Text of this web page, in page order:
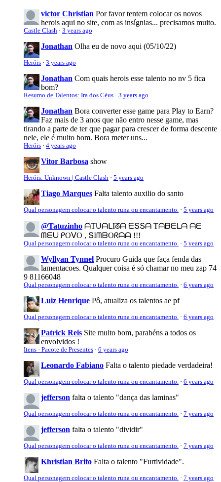
victor Christian Por favor tentem colocar os novos
herois aqui no site, com as insígnias... precisamos muito.
Castle Clash · 3 years ago
Jonathan Olha eu de novo aqui (05/10/22)
Heróis · 3 years ago
Jonathan Com quais herois esse talento no nv 5 fica
bom?
Resumo de Talentos: Ira dos Céus · 3 years ago
Jonathan Bora converter esse game para Play to Earn?
Faz mais de 3 anos que não entro nesse game, mas
tirando a parte de ter que pagar para crescer de forma descente
nele, ele é muito bom. Bora meter uns...
Heróis · 4 years ago
Vitor Barbosa show
Heróis: Unknown | Castle Clash · 5 years ago
Tiago Marques Falta talento auxilio do santo
Qual personagem colocar o talento runa ou encantamento. · 5 years ago
@Tatuzinho ᗩTᑌᗩᒪIᘔᗩ ᗴՏՏᗩ Tᗩᗷᗴᒪᗩ ᗩᗴ
ᗰᗴᑌ ᑭOᐯO , ՏIᗰᗷOᖇᗩᗩ !!!
Qual personagem colocar o talento runa ou encantamento. · 5 years ago
Wyllyan Tynnel Procuro Guida que faça fenda das
lamentacoes. Qualquer coisa é só chamar no meu zap 74
9 81166048
Qual personagem colocar o talento runa ou encantamento. · 6 years ago
Luiz Henrique Pô, atualiza os talentos ae pf
Qual personagem colocar o talento runa ou encantamento. · 6 years ago
Patrick Reis Site muito bom, parabéns a todos os
envolvidos !
Itens - Pacote de Presentes · 6 years ago
Leonardo Fabiano Falta o talento piedade verdadeira!
Qual personagem colocar o talento runa ou encantamento. · 6 years ago
jefferson falta o talento "dança das laminas"
Qual personagem colocar o talento runa ou encantamento. · 7 years ago
jefferson falta o talento "dividir"
Qual personagem colocar o talento runa ou encantamento. · 7 years ago
Khristian Brito Falta o talento "Furtividade".
Qual personagem colocar o talento runa ou encantamento. · 7 years ago